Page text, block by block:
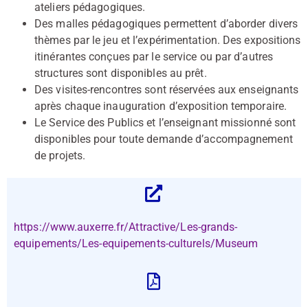
ateliers pédagogiques.
Des malles pédagogiques permettent d’aborder divers
thèmes par le jeu et l’expérimentation. Des expositions
itinérantes conçues par le service ou par d’autres
structures sont disponibles au prêt.
Des visites-rencontres sont réservées aux enseignants
après chaque inauguration d’exposition temporaire.
Le Service des Publics et l’enseignant missionné sont
disponibles pour toute demande d’accompagnement
de projets.
https://www.auxerre.fr/Attractive/Les-grands-
equipements/Les-equipements-culturels/Museum